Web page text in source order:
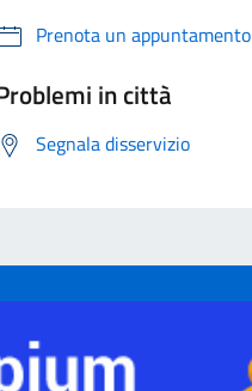
Prenota un appuntamento
in città
Segnala disservizio